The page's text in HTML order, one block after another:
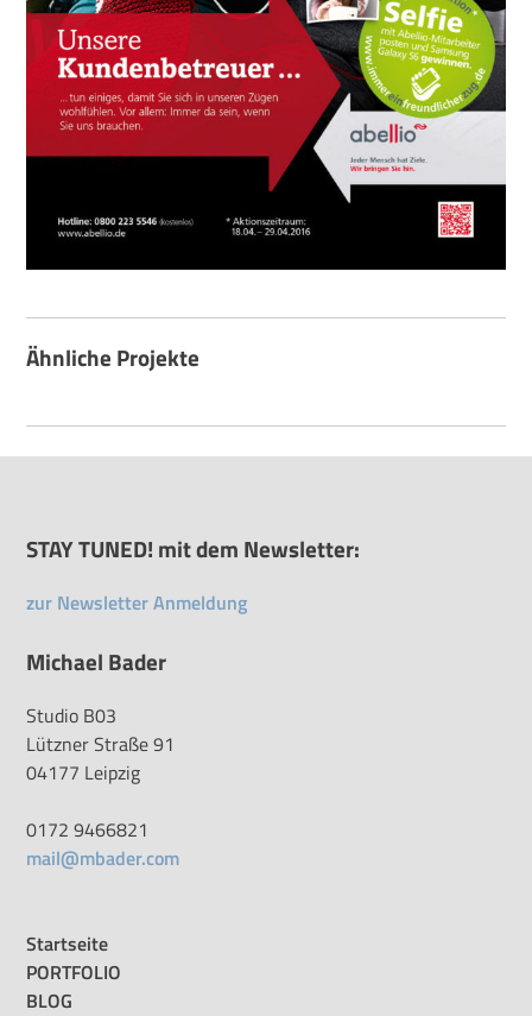
Ähnliche Projekte
STAY TUNED! mit dem Newsletter:
zur Newsletter Anmeldung
Michael Bader
Studio B03
Lützner Straße 91
04177 Leipzig
0172 9466821
mail@mbader.com
Startseite
PORTFOLIO
BLOG